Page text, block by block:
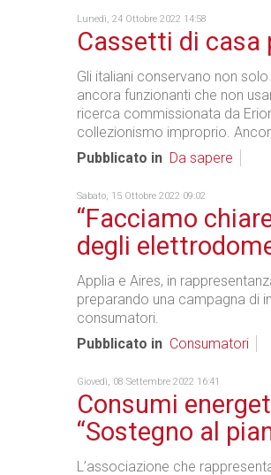
Lunedì, 24 Ottobre 2022 14:58
Cassetti di casa
Gli italiani conservano non
ancora funzionanti che non
ricerca commissionata da
collezionismo improprio.
Pubblicato in Da sapere
Sabato, 15 Ottobre 2022 09:02
“Facciamo
degli
Applia e Aires, in
preparando una campagna di
consumatori.
Pubblicato in Consumatori
Giovedì, 08 Settembre 2022 16:41
Consumi
“Sostegno al
L’associazione che